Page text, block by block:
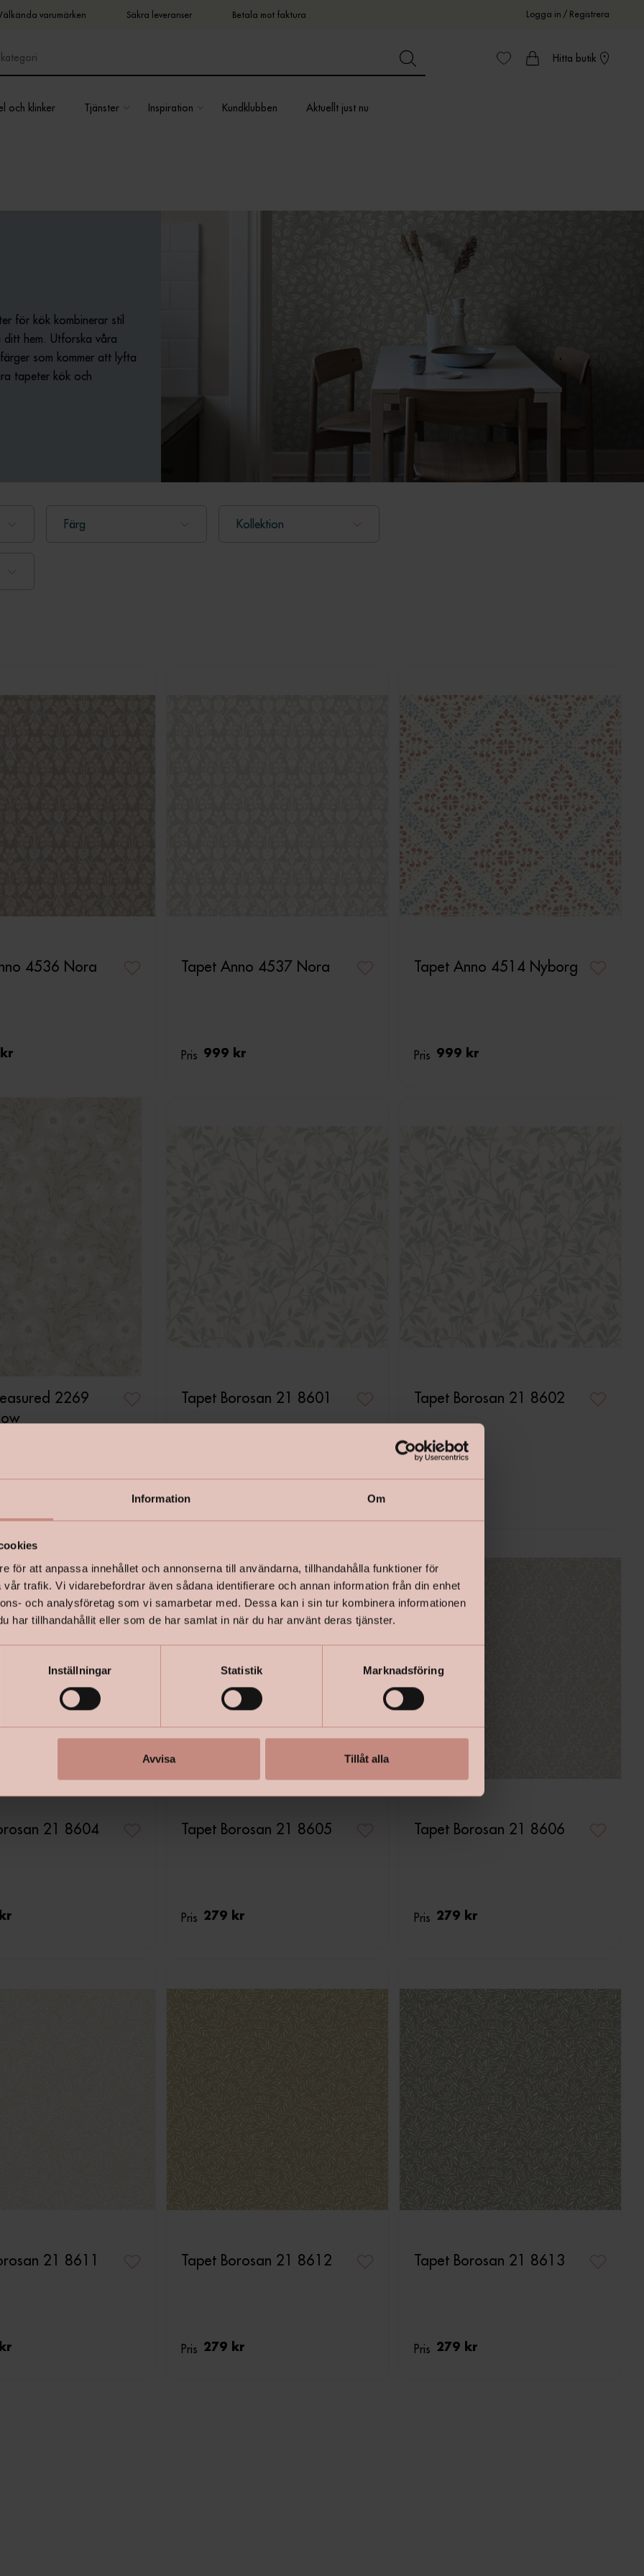
Information Om
för att anpassa innehållet och annonserna till användarna, tillhandahålla funktioner för
trafik. Vi vidarebefordrar även sådana identifierare och annan information från din enhet
och analysföretag som vi samarbetar med. Dessa kan i sin tur kombinera informationen
har tillhandahållit eller som de har samlat in när du har använt deras tjänster.
Inställningar Statistik Marknadsföring
Avvisa Tillåt alla
varumärken Säkra leveranser Betala mot faktura Logga in / Registrera
Hitta butik
och klinker Tjänster Inspiration Kundklubben Aktuellt just nu
för kök kombinerar stil
hem. Utforska våra
som kommer att lyfta
tapeter kök och
Färg Kollektion
4536 Nora Tapet Anno 4537 Nora
Pris 999 kr
Tapet Anno 4514 Nyborg
Pris 999 kr
2269
Tapet Borosan 21 8601 Tapet Borosan 21 8602
21 8604 Tapet Borosan 21 8605
Pris 279 kr
Tapet Borosan 21 8606
Pris 279 kr
21 8611 Tapet Borosan 21 8612
Pris 279 kr
Tapet Borosan 21 8613
Pris 279 kr